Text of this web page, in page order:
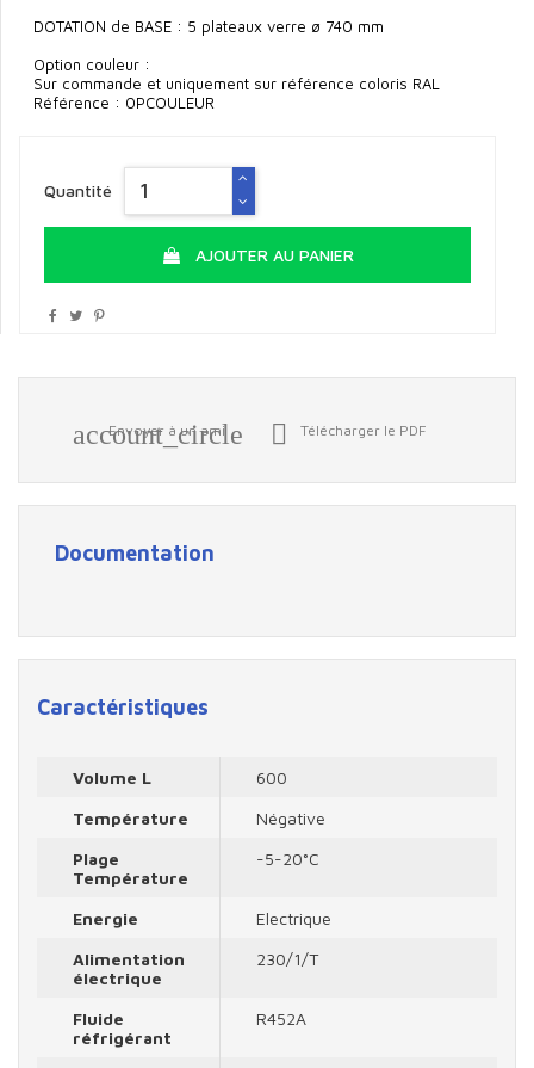
DOTATION de BASE : 5 plateaux verre ø 740 mm
Option couleur :
Sur commande et uniquement sur référence coloris RAL
Référence : 0PCOULEUR
Quantité
AJOUTER AU PANIER
account_circle
Envoyer à un ami  Télécharger le PDF
Documentation
Caractéristiques
Volume L
600
Température
Négative
Plage
Température
-5-20°C
Energie
Electrique
Alimentation
électrique
230/1/T
Fluide
réfrigérant
R452A